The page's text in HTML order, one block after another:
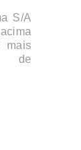
S/A
mais
de